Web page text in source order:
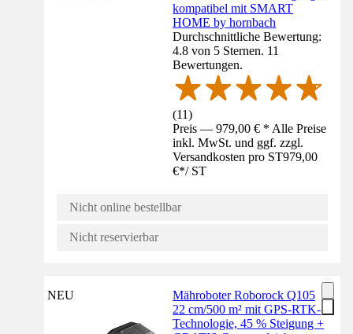
kompatibel mit SMART
HOME by hornbach
Durchschnittliche Bewertung:
4.8 von 5 Sternen. 11
Bewertungen.
(11)
Preis — 979,00 € * Alle Preise
inkl. MwSt. und ggf. zzgl.
Versandkosten pro ST979,00
€*/ ST
Nicht online bestellbar
Nicht reservierbar
NEU
Mähroboter Roborock Q105
22 cm/500 m² mit GPS-RTK-
Technologie, 45 % Steigung +